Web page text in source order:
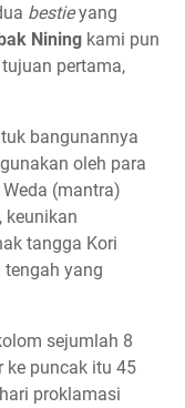
bestieyang
Nining kami pun
pertama,
bangunannya
oleh para
(mantra)
keunikan
tangga Kori
yang
sejumlah 8
ke puncak itu 45
proklamasi